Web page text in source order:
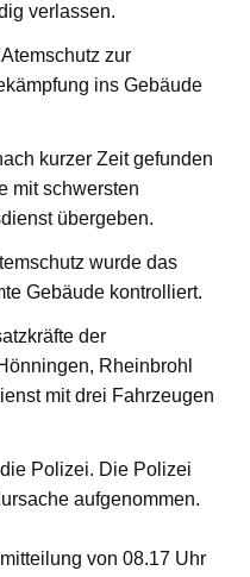
verlassen.
zur
ins Gebäude
kurzer Zeit gefunden
mit schwersten
übergeben.
wurde das
Gebäude kontrolliert.
der
Rheinbrohl
mit drei Fahrzeugen
Polizei. Die Polizei
aufgenommen.
von 08.17 Uhr